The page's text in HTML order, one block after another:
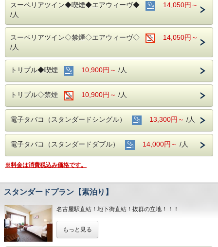
スーペリアツイン◆喫煙◆エアウィーヴ◆
14,050円～
/人
スーペリアツイン◇禁煙◇エアウィーヴ◇
14,050円～
/人
トリプル◆喫煙 10,900円～ /人
トリプル◇禁煙 10,900円～ /人
電子タバコ（スタンダードシングル） 13,300円～ /人
電子タバコ（スタンダードダブル） 14,000円～ /人
※料金は消費税込み価格です。
スタンダードプラン【素泊り】
名古屋駅直結！地下街直結！抜群の立地！！！
電気スタンドの貸し出しもあり
デスクワークも楽々こなせます♪♪
もっと見る